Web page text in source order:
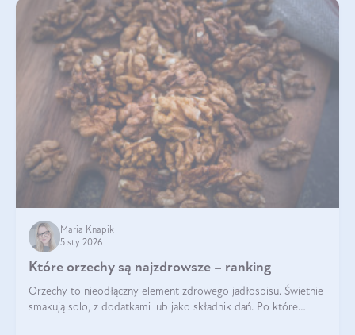
Maria Knapik
5 sty 2026
Które orzechy są najzdrowsze – ranking
Orzechy to nieodłączny element zdrowego jadłospisu. Świetnie
smakują solo, z dodatkami lub jako składnik dań. Po które